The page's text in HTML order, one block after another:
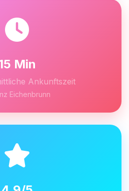
Min
Ankunftszeit
Eichenbrunn